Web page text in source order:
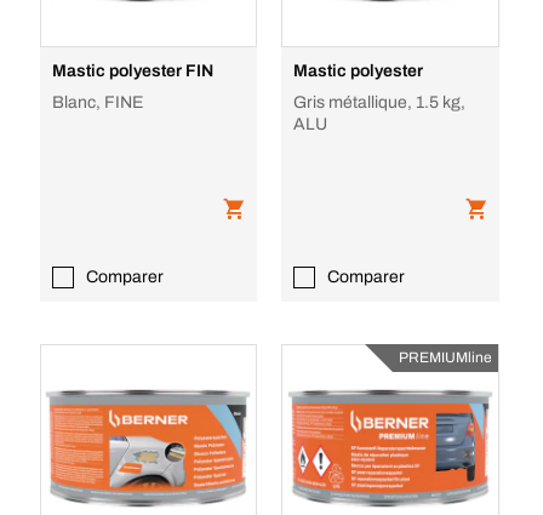
Mastic polyester FIN
Blanc, FINE
Comparer
Mastic polyester
Gris métallique, 1.5 kg,
ALU
Comparer
PREMIUMline